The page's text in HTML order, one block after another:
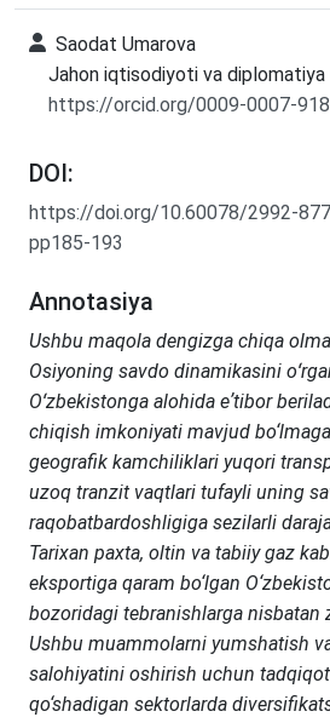
Saodat Umarova
Jahon iqtisodiyoti va
https://orcid.org/0009-0007-
DOI:
https://doi.org/10.60078/2992-
pp185-193
Annotasiya
Ushbu maqola dengizga chiqa
Osiyoning savdo dinamikasini
Oʻzbekistonga alohida eʼtibor
chiqish imkoniyati mavjud
geografik kamchiliklari yuqori
uzoq tranzit vaqtlari tufayli uning
raqobatbardoshligiga sezilarli
Tarixan paxta, oltin va tabiiy gaz
eksportiga qaram bo‘lgan
bozoridagi tebranishlarga nisbatan
Ushbu muammolarni yumshatish
salohiyatini oshirish uchun
qo‘shadigan sektorlarda